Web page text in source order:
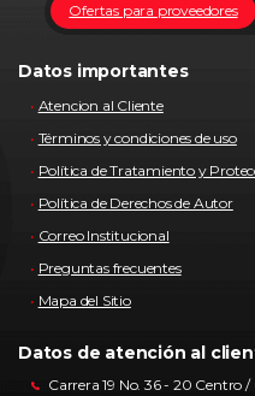
Ofertas para proveedores
Datos importantes
Atencion al Cliente
Términos y condiciones de uso
Política de Tratamiento y
Política de Derechos de Autor
Correo Institucional
Preguntas frecuentes
Mapa del Sitio
Datos de atención al
Carrera 19 No. 36 - 20 Centro